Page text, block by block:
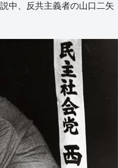
中、反共主義者の山口二矢